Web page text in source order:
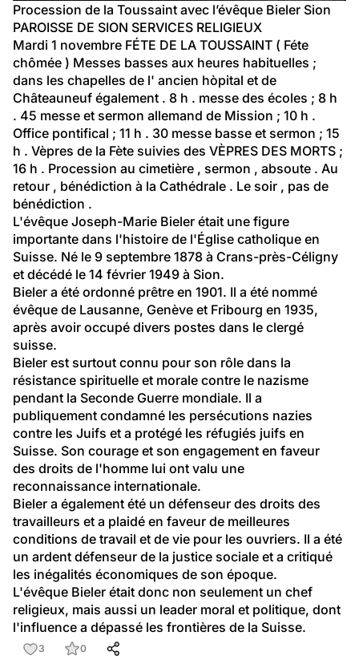
Procession de la Toussaint avec l’évêque Bieler Sion
PAROISSE DE SION SERVICES RELIGIEUX
Mardi 1 novembre FÉTE DE LA TOUSSAINT ( Féte
chômée ) Messes basses aux heures habituelles ;
dans les chapelles de l' ancien hòpital et de
Châteauneuf également . 8 h . messe des écoles ; 8 h
. 45 messe et sermon allemand de Mission ; 10 h .
Office pontifical ; 11 h . 30 messe basse et sermon ; 15
h . Vèpres de la Fète suivies des VÈPRES DES MORTS ;
16 h . Procession au cimetière , sermon , absoute . Au
retour , bénédiction à la Cathédrale . Le soir , pas de
bénédiction .
L'évêque Joseph-Marie Bieler était une figure
importante dans l'histoire de l'Église catholique en
Suisse. Né le 9 septembre 1878 à Crans-près-Céligny
et décédé le 14 février 1949 à Sion.
Bieler a été ordonné prêtre en 1901. Il a été nommé
évêque de Lausanne, Genève et Fribourg en 1935,
après avoir occupé divers postes dans le clergé
suisse.
Bieler est surtout connu pour son rôle dans la
résistance spirituelle et morale contre le nazisme
pendant la Seconde Guerre mondiale. Il a
publiquement condamné les persécutions nazies
contre les Juifs et a protégé les réfugiés juifs en
Suisse. Son courage et son engagement en faveur
des droits de l'homme lui ont valu une
reconnaissance internationale.
Bieler a également été un défenseur des droits des
travailleurs et a plaidé en faveur de meilleures
conditions de travail et de vie pour les ouvriers. Il a été
un ardent défenseur de la justice sociale et a critiqué
les inégalités économiques de son époque.
L'évêque Bieler était donc non seulement un chef
religieux, mais aussi un leader moral et politique, dont
l'influence a dépassé les frontières de la Suisse.
3
0